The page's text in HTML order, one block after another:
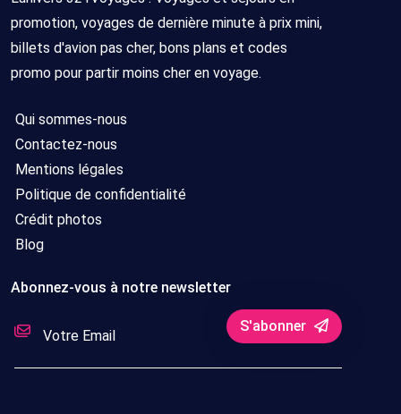
promotion, voyages de dernière minute à prix mini,
billets d'avion pas cher, bons plans et codes
promo pour partir moins cher en voyage.
Qui sommes-nous
Contactez-nous
Mentions légales
Politique de confidentialité
Crédit photos
Blog
Abonnez-vous à notre newsletter
S'abonner